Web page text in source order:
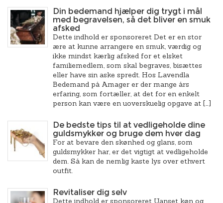
Din bedemand hjælper dig trygt i mål
med begravelsen, så det bliver en smuk
afsked
Dette indhold er sponsoreret Det er en stor
ære at kunne arrangere en smuk, værdig og
ikke mindst kærlig afsked for et elsket
familiemedlem, som skal begraves, bisættes
eller have sin aske spredt. Hos Lavendla
Bedemand på Amager er der mange års
erfaring, som fortæller, at det for en enkelt
person kan være en uoverskuelig opgave at […]
De bedste tips til at vedligeholde dine
guldsmykker og bruge dem hver dag
For at bevare den skønhed og glans, som
guldsmykker har, er det vigtigt at vedligeholde
dem. Så kan de nemlig kaste lys over ethvert
outfit.
Revitaliser dig selv
Dette indhold er sponsoreret Uanset køn og